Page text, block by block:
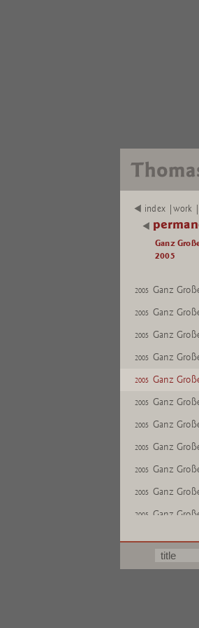
index |work |
Ganz
2005
2005 Ganz
2005 Ganz
2005 Ganz
2005 Ganz
2005 Ganz
2005 Ganz
2005 Ganz
2005 Ganz
2005 Ganz
2005 Ganz
2005 Ganz